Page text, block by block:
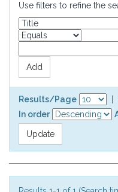
Use filters to refine the
Results/Page
In order